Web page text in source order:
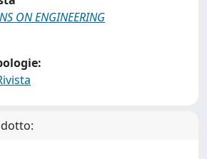
ON ENGINEERING